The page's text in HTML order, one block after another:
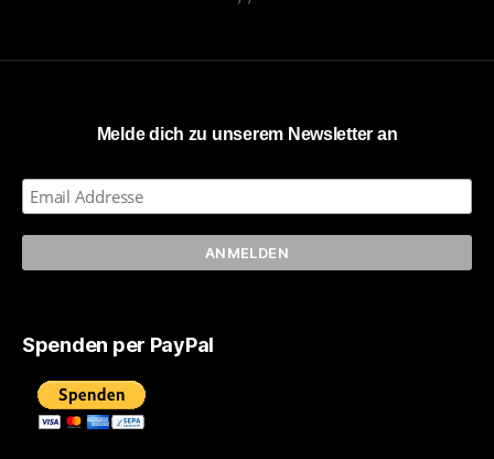
Melde dich zu unserem Newsletter an
Spenden per PayPal